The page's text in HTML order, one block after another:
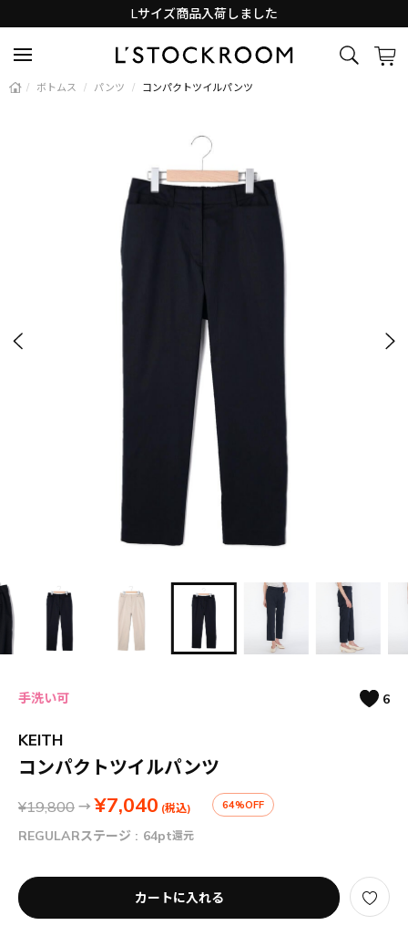
Lサイズ商品入荷しました
/ ボトムス / パンツ / コンパクトツイルパンツ
手洗い可 6
KEITH
コンパクトツイルパンツ
¥19,800 → ¥7,040 (税込) 64%OFF
REGULARステージ : 64pt還元
カートに入れる